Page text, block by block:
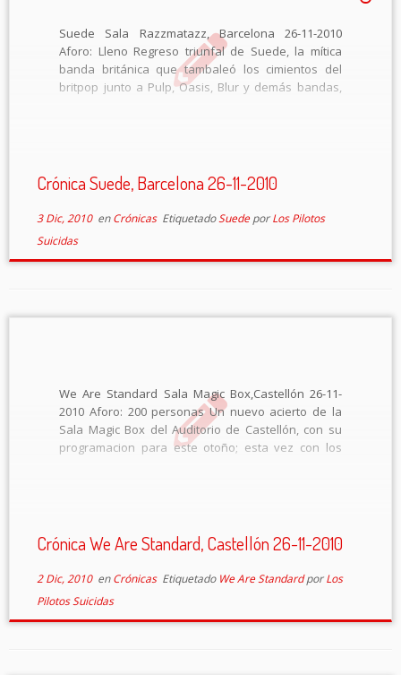
Suede Sala Razzmatazz, Barcelona 26-11-2010
Aforo: Lleno Regreso triunfal de Suede, la mítica
banda británica que tambaleó los cimientos del
britpop junto a Pulp, Oasis, Blur y demás bandas,
Crónica Suede, Barcelona 26-11-2010
3 Dic, 2010enCrónicas EtiquetadoSuedeporLos Pilotos
Suicidas
We Are Standard Sala Magic Box,Castellón 26-11-
2010 Aforo: 200 personas Un nuevo acierto de la
Sala Magic Box del Auditorio de Castellón, con su
programacion para este otoño; esta vez con los
Crónica We Are Standard, Castellón 26-11-2010
2 Dic, 2010enCrónicas Etiquetado We Are StandardporLos
Pilotos Suicidas